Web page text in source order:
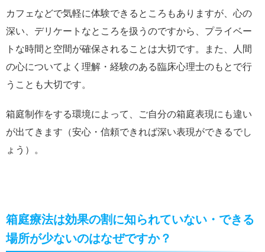
カフェなどで気軽に体験できるところもありますが、心の
深い、デリケートなところを扱うのですから、プライベー
トな時間と空間が確保されることは大切です。また、人間
の心についてよく理解・経験のある臨床心理士のもとで行
うことも大切です。
箱庭制作をする環境によって、ご自分の箱庭表現にも違い
が出てきます（安心・信頼できれば深い表現ができるでし
ょう）。
箱庭療法は効果の割に知られていない・できる
場所が少ないのはなぜですか？